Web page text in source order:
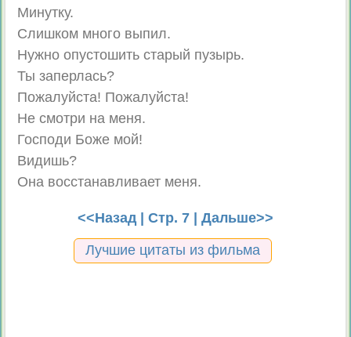
Минутку.
Слишком много выпил.
Нужно опустошить старый пузырь.
Ты заперлась?
Пожалуйста! Пожалуйста!
Не смотри на меня.
Господи Боже мой!
Видишь?
Она восстанавливает меня.
<<Назад | Стр. 7 | Дальше>>
Лучшие цитаты из фильма